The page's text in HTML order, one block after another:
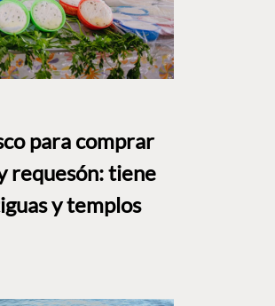
para comprar
requesón: tiene
y templos